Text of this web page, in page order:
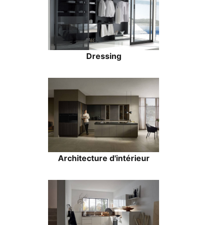
Dressing
Architecture d'intérieur